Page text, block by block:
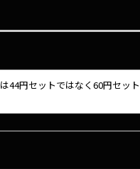
44円セットではなく60円セッ